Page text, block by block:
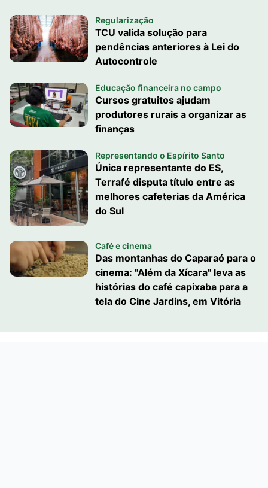
Regularização
TCU valida solução para
pendências anteriores à Lei do
Autocontrole
Educação financeira no campo
Cursos gratuitos ajudam
produtores rurais a organizar as
finanças
Representando o Espírito Santo
Única representante do ES,
Terrafé disputa título entre as
melhores cafeterias da América
do Sul
Café e cinema
Das montanhas do Caparaó para o
cinema: "Além da Xícara" leva as
histórias do café capixaba para a
tela do Cine Jardins, em Vitória